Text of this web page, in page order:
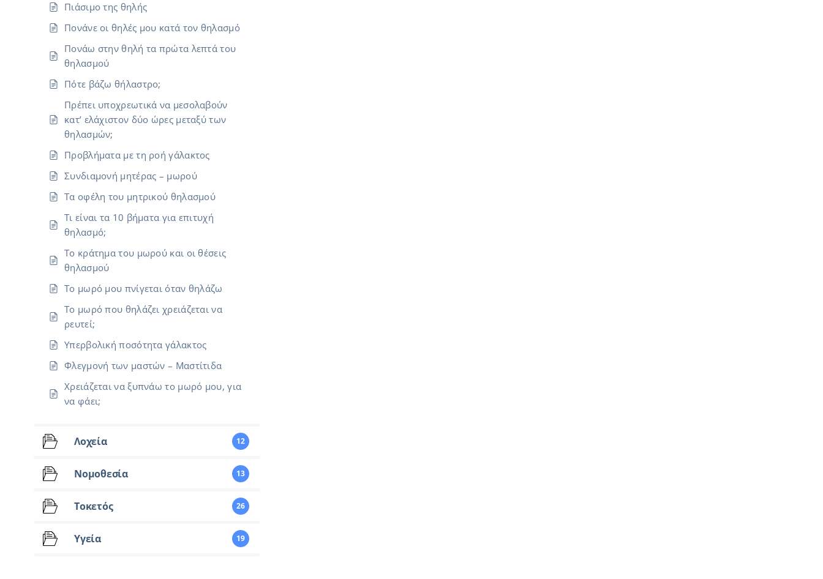
Πιάσιμο της θηλής
Πονάνε οι θηλές μου κατά τον θηλασμό
Πονάω στην θηλή τα πρώτα λεπτά του
θηλασμού
Πότε βάζω θήλαστρο;
Πρέπει υποχρεωτικά να μεσολαβούν
κατ’ ελάχιστον δύο ώρες μεταξύ των
θηλασμών;
Προβλήματα με τη ροή γάλακτος
Συνδιαμονή μητέρας – μωρού
Τα οφέλη του μητρικού θηλασμού
Τι είναι τα 10 βήματα για επιτυχή
θηλασμό;
Το κράτημα του μωρού και οι θέσεις
θηλασμού
Το μωρό μου πνίγεται όταν θηλάζω
Το μωρό που θηλάζει χρειάζεται να
ρευτεί;
Υπερβολική ποσότητα γάλακτος
Φλεγμονή των μαστών – Μαστίτιδα
Χρειάζεται να ξυπνάω το μωρό μου, για
να φάει;
Λοχεία 12
Νομοθεσία 13
Τοκετός 26
Υγεία 19